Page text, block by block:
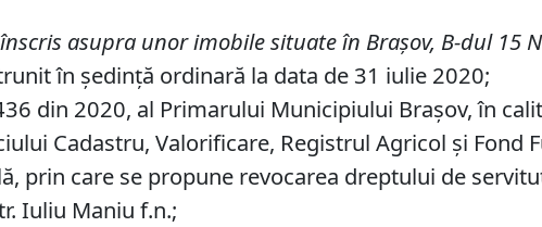
asupra unorimobile situate în Brașov, B-dul 15
în ședință ordinară la data de 31 iulie 2020;
din 2020, al Primarului Municipiului Brașov, în
Cadastru, Valorificare, Registrul Agricol şi Fond
prin care se propune revocarea dreptului de
Iuliu Maniu f.n.;